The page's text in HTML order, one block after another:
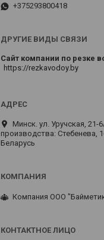
+375293800418
ДРУГИЕ ВИДЫ СВЯЗИ
Сайт компании по резке
https://rezkavodoy.by
Минск. ул. Уручская, 21-
производства: Стебенева,
Беларусь
Компания ООО